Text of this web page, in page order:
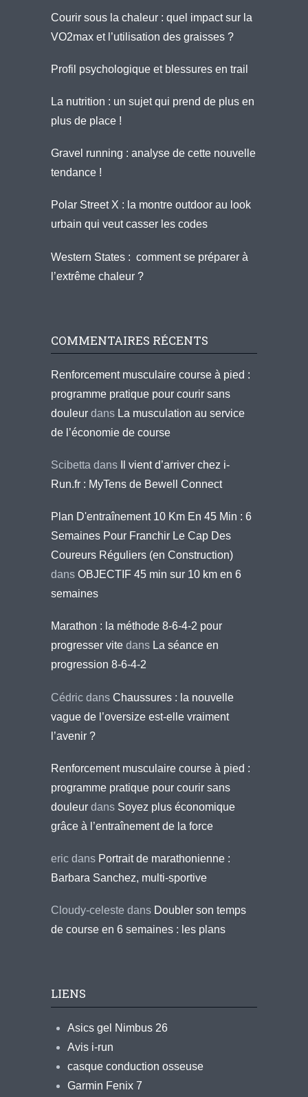
Courir sous la chaleur : quel impact sur la
VO2max et l’utilisation des graisses ?
Profil psychologique et blessures en trail
La nutrition : un sujet qui prend de plus en
plus de place !
Gravel running : analyse de cette nouvelle
tendance !
Polar Street X : la montre outdoor au look
urbain qui veut casser les codes
Western States : comment se préparer à
l’extrême chaleur ?
COMMENTAIRES RÉCENTS
Renforcement musculaire course à pied :
programme pratique pour courir sans
douleur dans La musculation au service
de l’économie de course
Scibetta dans
Il vient d’arriver chez i-
Run.fr : MyTens de Bewell Connect
Plan D'entraînement 10 Km En 45 Min : 6
Semaines Pour Franchir Le Cap Des
Coureurs Réguliers (en Construction)
dans OBJECTIF 45 min sur 10 km en 6
semaines
Marathon : la méthode 8-6-4-2 pour
progresser vite dans La séance en
progression 8-6-4-2
Cédric dans Chaussures : la nouvelle
vague de l’oversize est-elle vraiment
l’avenir ?
Renforcement musculaire course à pied :
programme pratique pour courir sans
douleur dans Soyez plus économique
grâce à l’entraînement de la force
eric dans Portrait de marathonienne :
Barbara Sanchez, multi-sportive
Cloudy-celeste dans Doubler son temps
de course en 6 semaines : les plans
LIENS
Asics gel Nimbus 26
Avis i-run
casque conduction osseuse
Garmin Fenix 7